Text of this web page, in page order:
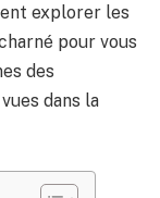
explorer les
pour vous
des
dans la